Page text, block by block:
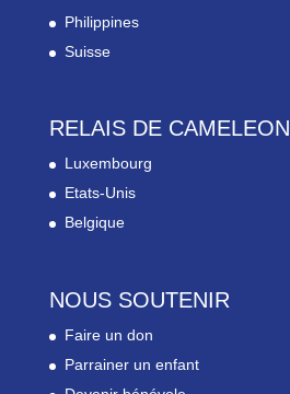
Philippines
Suisse
RELAIS DE CAMELEON
Luxembourg
Etats-Unis
Belgique
NOUS SOUTENIR
Faire un don
Parrainer un enfant